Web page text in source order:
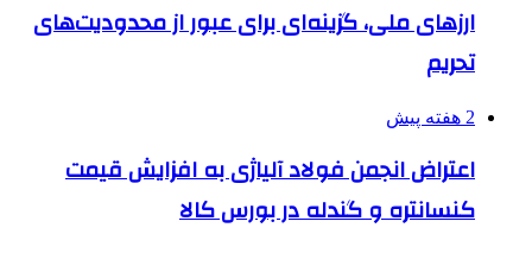
ارزهای ملی، گزینه‌ای برای عبور از محدودیت‌های
تحریم
2 هفته پیش
اعتراض انجمن فولاد آلیاژی به افزایش قیمت
کنسانتره و گندله در بورس کالا